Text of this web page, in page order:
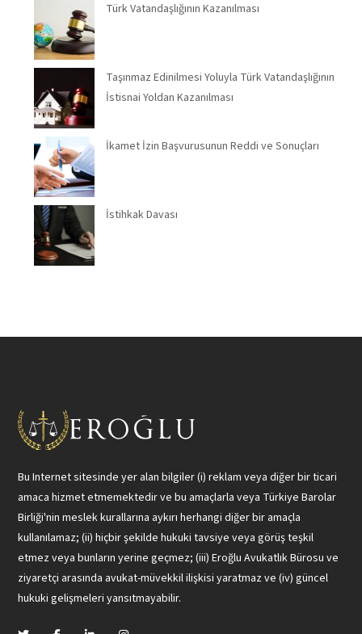
Türk Vatandaşlığının Kazanılması
Taşınmaz Edinilmesi Yoluyla Türk Vatandaşlığının
İstisnai Yoldan Kazanılması
İkamet İzin Başvurusunun Reddi ve Sonuçları
İstihkak Davası
Bu Internet sitesinde yer alan bilgiler (i) reklam veya diğer bir ticari
amaca hizmet etmemektedir ve bu amaçlarla veya Türkiye Barolar
Birliği'nin meslek kurallarına aykırı herhangi diğer bir amaçla
kullanılamaz; (ii) hiçbir şekilde hukuki tavsiye veya görüş teşkil
etmez veya bunların yerine geçmez; (iii) Eroğlu Avukatlık Bürosu ve
ziyaretçi arasında avukat-müvekkil ilişkisi yaratmaz ve (iv) güncel
hukuki gelişmeleri yansıtmayabilir.